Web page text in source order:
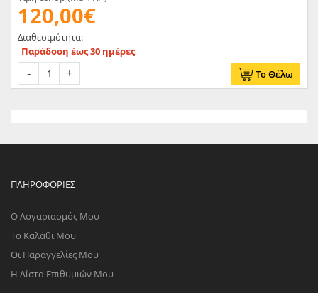
120,00€
Διαθεσιμότητα:
Παράδοση έως 30 ημέρες
Το Θέλω
ΠΛΗΡΟΦΟΡΊΕΣ
Ο Λογαριασμός Μου
Το Καλάθι Μου
Οι Παραγγελίες Μου
Η Λίστα Επιθυμιών Μου